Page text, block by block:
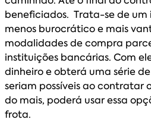
beneficiados. Trata-se de um
menos burocrático e mais
modalidades de compra
instituições bancárias. Com
dinheiro e obterá uma série
seriam possíveis ao contratar
do mais, poderá usar essa
frota.